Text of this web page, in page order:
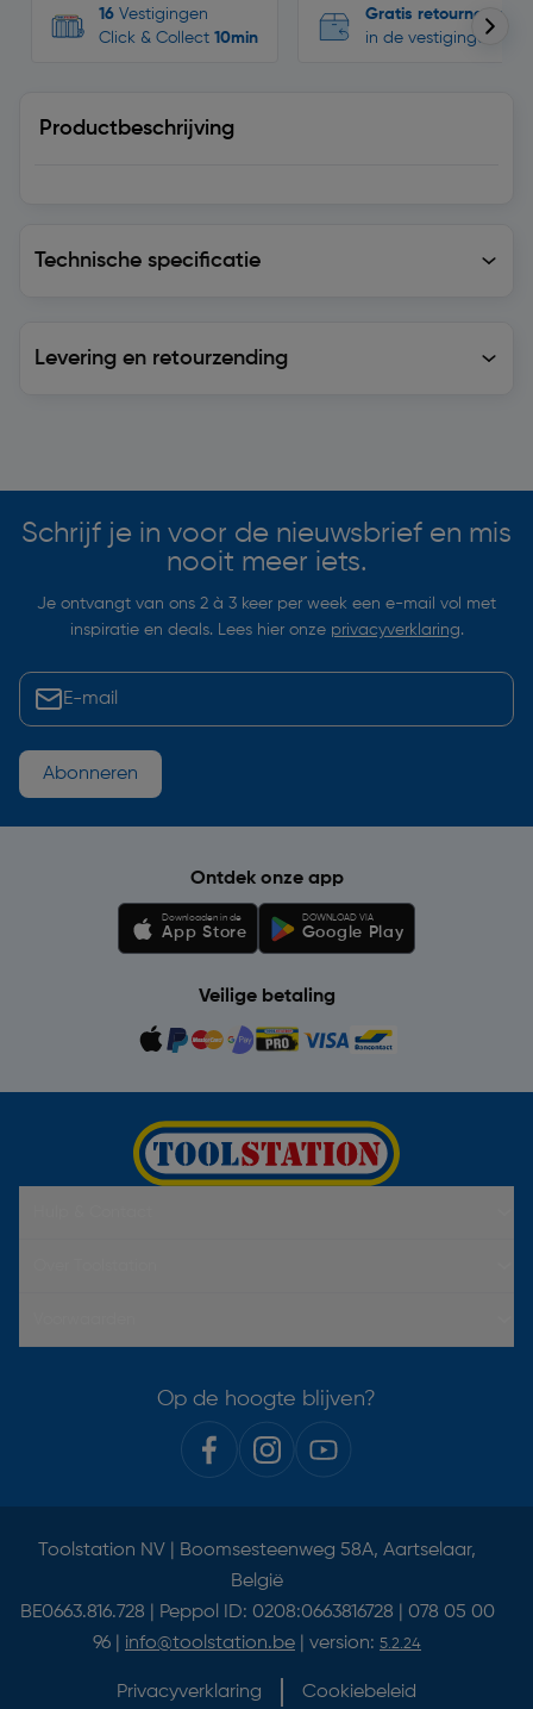
16 Vestigingen
Click & Collect 10min
Gratis retourneren
in de vestigingen
Productbeschrijving
Technische specificatie
Levering en retourzending
Schrijf je in voor de nieuwsbrief en mis
nooit meer iets.
Je ontvangt van ons 2 à 3 keer per week een e-mail vol met
inspiratie en deals. Lees hier onze privacyverklaring.
Abonneren
Ontdek onze app
Downloaden in de
App Store
DOWNLOAD VIA
Google Play
Veilige betaling
Op de hoogte blijven?
Toolstation NV | Boomsesteenweg 58A, Aartselaar,
België
BE0663.816.728 | Peppol ID: 0208:0663816728 | 078 05 00
96 | info@toolstation.be | version: 5.2.24
Privacyverklaring Cookiebeleid